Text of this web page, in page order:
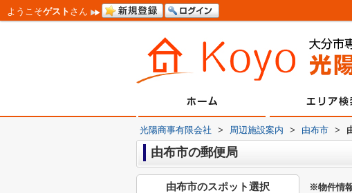
ようこそゲスト さん
光陽商事有限会社 > 周辺施設案内 > 由布市 >
由布市の郵便局
※物件情
由布市のスポット選択